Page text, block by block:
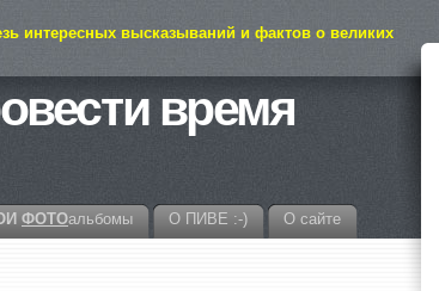
интересных высказываний и фактов о великих
время
ФОТОальбомы О ПИВЕ :-) О сайте